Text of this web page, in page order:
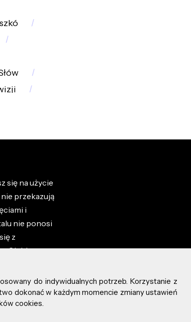
szkó
się na użycie
przekazują
i
nie ponosi
z
Ciebie na
do indywidualnych potrzeb. Korzystanie z
dokonać w każdym momencie zmiany ustawień
cookies.